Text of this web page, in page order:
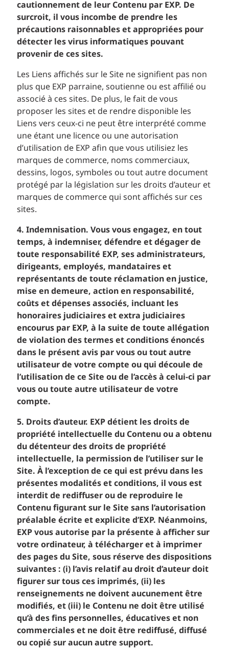
cautionnement de leur Contenu par EXP. De
surcroit, il vous incombe de prendre les
précautions raisonnables et appropriées pour
détecter les virus informatiques pouvant
provenir de ces sites.
Les Liens affichés sur le Site ne signifient pas non
plus que EXP parraine, soutienne ou est affilié ou
associé à ces sites. De plus, le fait de vous
proposer les sites et de rendre disponible les
Liens vers ceux-ci ne peut être interprété comme
une étant une licence ou une autorisation
d’utilisation de EXP afin que vous utilisiez les
marques de commerce, noms commerciaux,
dessins, logos, symboles ou tout autre document
protégé par la législation sur les droits d’auteur et
marques de commerce qui sont affichés sur ces
sites.
4. Indemnisation. Vous vous engagez, en tout
temps, à indemniser, défendre et dégager de
toute responsabilité EXP, ses administrateurs,
dirigeants, employés, mandataires et
représentants de toute réclamation en justice,
mise en demeure, action en responsabilité,
coûts et dépenses associés, incluant les
honoraires judiciaires et extra judiciaires
encourus par EXP, à la suite de toute allégation
de violation des termes et conditions énoncés
dans le présent avis par vous ou tout autre
utilisateur de votre compte ou qui découle de
l’utilisation de ce Site ou de l’accès à celui-ci par
vous ou toute autre utilisateur de votre
compte.
5. Droits d’auteur. EXP détient les droits de
propriété intellectuelle du Contenu ou a obtenu
du détenteur des droits de propriété
intellectuelle, la permission de l’utiliser sur le
Site. À l’exception de ce qui est prévu dans les
présentes modalités et conditions, il vous est
interdit de rediffuser ou de reproduire le
Contenu figurant sur le Site sans l’autorisation
préalable écrite et explicite d’EXP. Néanmoins,
EXP vous autorise par la présente à afficher sur
votre ordinateur, à télécharger et à imprimer
des pages du Site, sous réserve des dispositions
suivantes : (i) l’avis relatif au droit d’auteur doit
figurer sur tous ces imprimés, (ii) les
renseignements ne doivent aucunement être
modifiés, et (iii) le Contenu ne doit être utilisé
qu’à des fins personnelles, éducatives et non
commerciales et ne doit être rediffusé, diffusé
ou copié sur aucun autre support.